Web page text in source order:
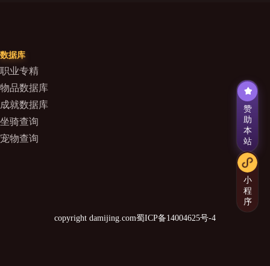
数据库
职业专精
物品数据库
成就数据库
坐骑查询
宠物查询
copyright damijing.com蜀ICP备14004625号-4
赞
助
本
站
小
程
序